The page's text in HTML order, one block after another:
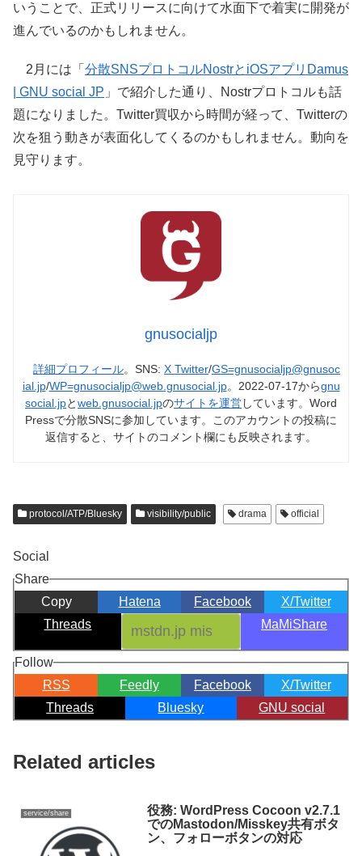
いうことで、正式リリースに向けて水面下で着実に開発が
進んでいるのかもしれません。
2月には「 分散SNSプロトコルNostrとiOSアプリDamus
| GNU social JP 」で紹介した通り、Nostrプロトコルも話
題になりました。Twitter買収から時間が経って、Twitterの
次を狙う動きが表面化してくるのかもしれません。動向を
見守ります。
gnusocialjp
詳細プロフィール。SNS: X Twitter/GS=gnusocialjp@gnusoc
ial.jp/WP=gnusocialjp@web.gnusocial.jp。2022-07-17からgnu
social.jpとweb.gnusocial.jpのサイトを運営しています。Word
Pressで分散SNSに参加しています。このアカウントの投稿に
返信すると、サイトのコメント欄にも反映されます。
protocol/ATP/Bluesky visibility/public drama official
Social
Share
Copy
Hatena Facebook
X/Twitter
Threads
MaMiShare
Follow
RSS
Feedly Facebook
X/Twitter
Threads
Bluesky GNU social
Related articles
service/share
役務: WordPress Cocoon v2.7.1
でのMastodon/Misskey共有ボタ
ン、フォローボタンの対応